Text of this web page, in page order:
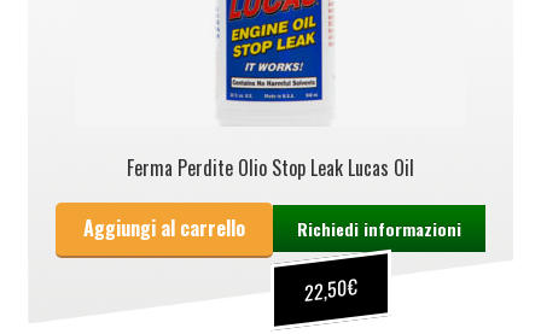
Ferma Perdite Olio Stop Leak Lucas Oil
22,50€
Aggiungi al carrello Richiedi informazioni